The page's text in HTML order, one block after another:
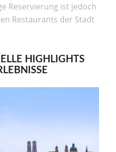
Reservierung ist jedoch
Restaurants der Stadt
HIGHLIGHTS